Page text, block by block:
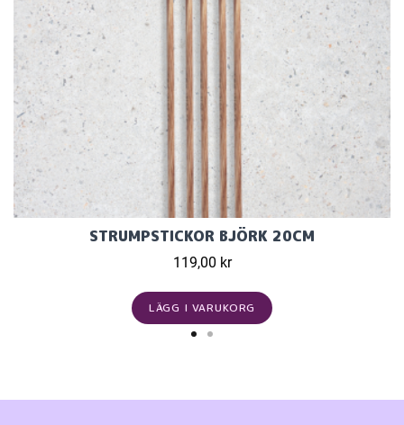
STRUMPSTICKOR BJÖRK 20CM
119,00 kr
LÄGG I VARUKORG